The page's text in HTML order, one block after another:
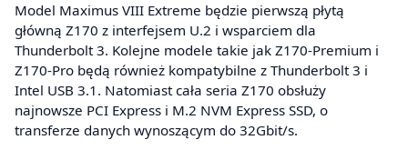
Model Maximus VIII Extreme będzie pierwszą płytą
główną Z170 z interfejsem U.2 i wsparciem dla
Thunderbolt 3. Kolejne modele takie jak Z170-Premium i
Z170-Pro będą również kompatybilne z Thunderbolt 3 i
Intel USB 3.1. Natomiast cała seria Z170 obsłuży
najnowsze PCI Express i M.2 NVM Express SSD, o
transferze danych wynoszącym do 32Gbit/s.